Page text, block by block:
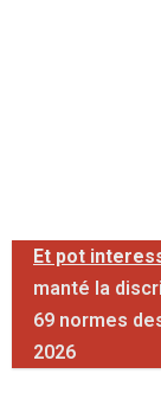
Et pot
manté la
69 normes
2026